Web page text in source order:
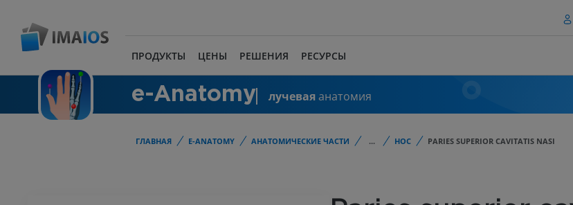
ПРОДУКТЫ ЦЕНЫ РЕШЕНИЯ РЕСУРСЫ
e-Anatomy лучеваяанатомия
ГЛАВНАЯ E-ANATOMY АНАТОМИЧЕСКИЕ ЧАСТИ ... НОС PARIES SUPERIOR CAVITATIS NASI